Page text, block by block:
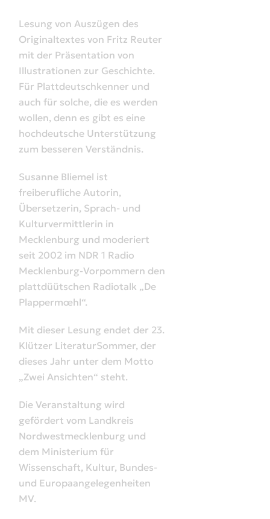
Lesung von Auszügen des
Originaltextes von Fritz Reuter
mit der Präsentation von
Illustrationen zur Geschichte.
Für Plattdeutschkenner und
auch für solche, die es werden
wollen, denn es gibt es eine
hochdeutsche Unterstützung
zum besseren Verständnis.
Susanne Bliemel ist
freiberufliche Autorin,
Übersetzerin, Sprach- und
Kulturvermittlerin in
Mecklenburg und moderiert
seit 2002 im NDR 1 Radio
Mecklenburg-Vorpommern den
plattdüütschen Radiotalk „De
Plappermœhl“.
Mit dieser Lesung endet der 23.
Klützer LiteraturSommer, der
dieses Jahr unter dem Motto
„Zwei Ansichten“ steht.
Die Veranstaltung wird
gefördert vom Landkreis
Nordwestmecklenburg und
dem Ministerium für
Wissenschaft, Kultur, Bundes-
und Europaangelegenheiten
MV.